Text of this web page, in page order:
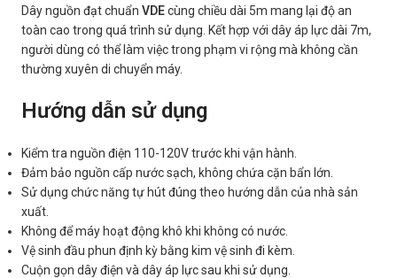
Dây nguồn đạt chuẩn VDEcùng chiều dài 5m mang lại độ an
toàn cao trong quá trình sử dụng. Kết hợp với dây áp lực dài 7m,
người dùng có thể làm việc trong phạm vi rộng mà không cần
thường xuyên di chuyển máy.
Hướng dẫn sử dụng
Kiểm tra nguồn điện 110-120V trước khi vận hành.
Đảm bảo nguồn cấp nước sạch, không chứa cặn bẩn lớn.
Sử dụng chức năng tự hút đúng theo hướng dẫn của nhà sản
xuất.
Không để máy hoạt động khô khi không có nước.
Vệ sinh đầu phun định kỳ bằng kim vệ sinh đi kèm.
Cuộn gọn dây điện và dây áp lực sau khi sử dụng.